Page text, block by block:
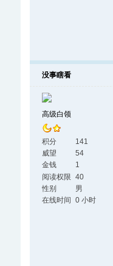
没事瞎看
高级白领
积分
141
威望
54
金钱
1
阅读权限 40
性别
男
在线时间
0 小时